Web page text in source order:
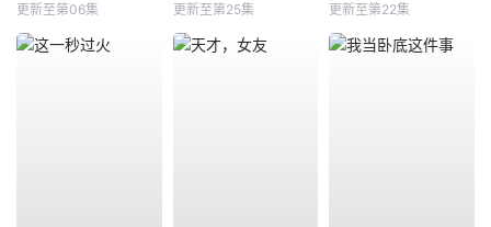
更新至第06集 更新至第25集 更新至第22集